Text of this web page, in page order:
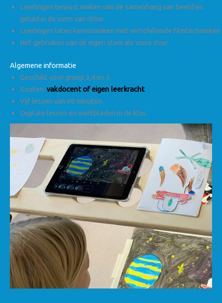
Leerlingen bewust maken van de samenhang van beeld en
geluid in de vorm van ritme.
Leerlingen laten kennismaken met verschillende filmtechnieken
Het gebruiken van de eigen stem als voice over
Algemene informatie
Geschikt voor groep 3,4 en 5
Kosten: vakdocent of eigen leerkracht
Vijf lessen van 60 minuten
Digitale lessen en werkbladen in de klas